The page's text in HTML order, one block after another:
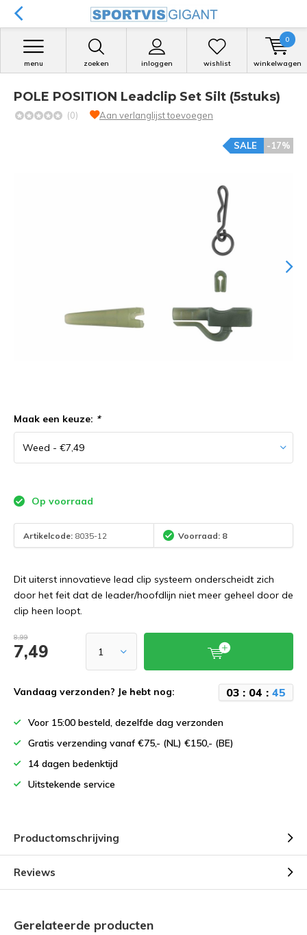
zoeken inloggen
menu wishlist winkelwagen
0
POLE POSITION Leadclip Set Silt (5stuks)
(0) Aan verlanglijst toevoegen
-17%
SALE
Maak een keuze: *
Op voorraad
Artikelcode: 8035-12 Voorraad: 8
Dit uiterst innovatieve lead clip systeem onderscheidt zich
door het feit dat de leader/hoofdlijn niet meer geheel door de
clip heen loopt.
8,99
7,49
Vandaag verzonden? Je hebt nog: 03 : 04 : 45
Voor 15:00 besteld, dezelfde dag verzonden
Gratis verzending vanaf €75,- (NL) €150,- (BE)
14 dagen bedenktijd
Uitstekende service
Productomschrijving
Reviews
Gerelateerde producten